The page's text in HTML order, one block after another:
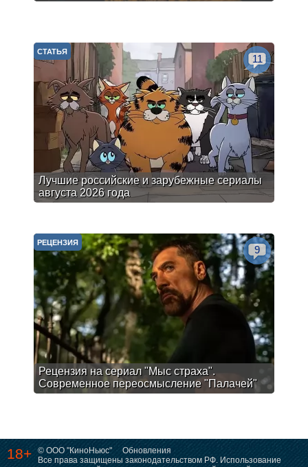
Лучшие российские и зарубежные сериалы
августа 2026 года
СТАТЬЯ
11
Рецензия на сериал "Мыс страха".
Современное переосмысление "Палачей"
РЕЦЕНЗИЯ
9
18+ © ООО "КиноНьюс"
Обновления
Все права защищены законодательством РФ. Использование